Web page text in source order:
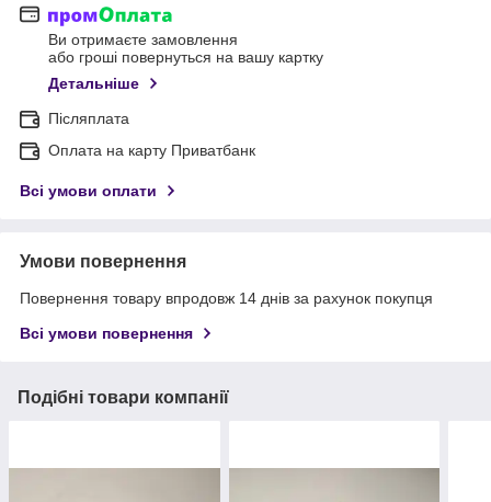
Ви отримаєте замовлення
або гроші повернуться на вашу картку
Детальніше
Післяплата
Оплата на карту Приватбанк
Всі умови оплати
Умови повернення
Повернення товару впродовж 14 днів за рахунок покупця
Всі умови повернення
Подібні товари компанії